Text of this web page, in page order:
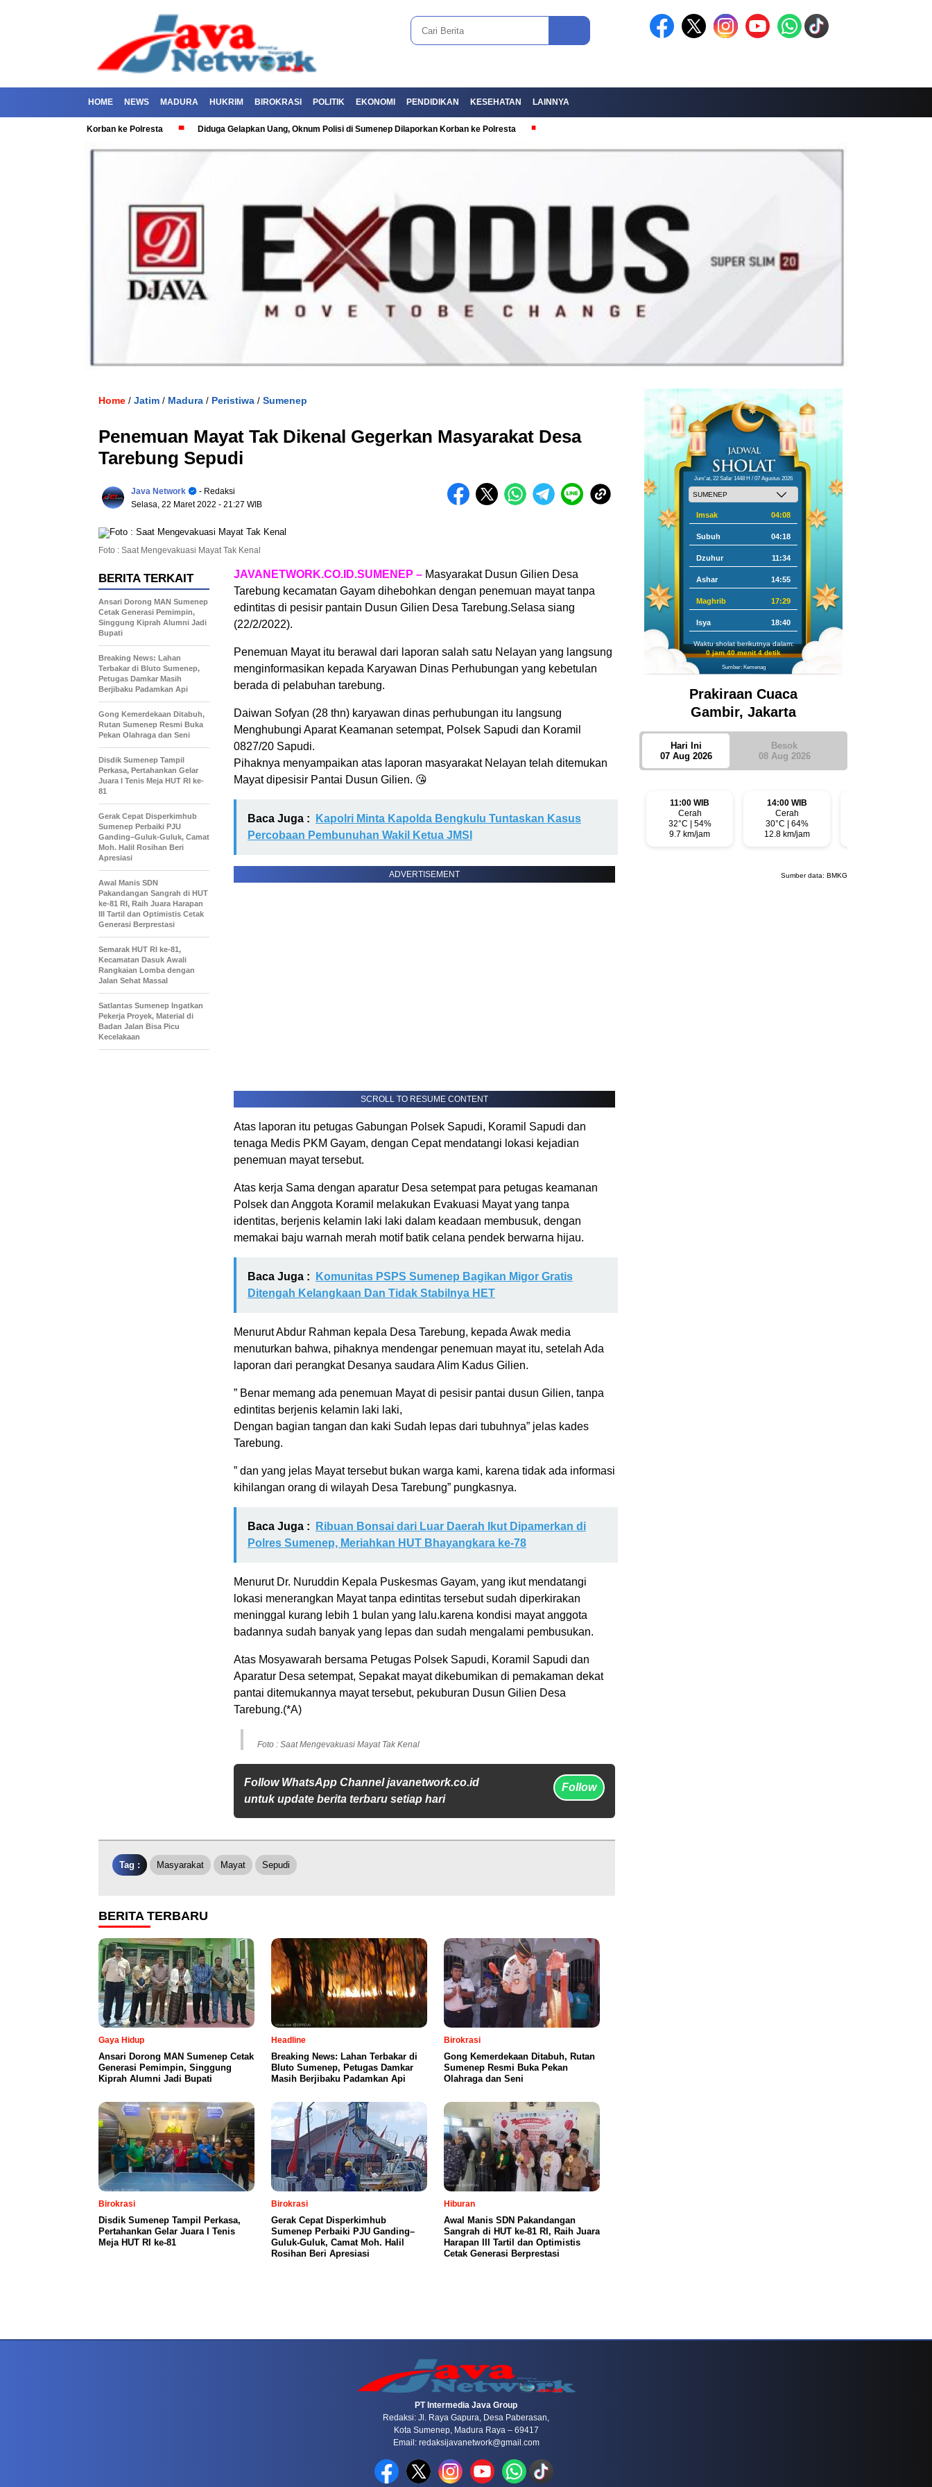
HOME NEWS MADURA HUKRIM BIROKRASI POLITIK EKONOMI PENDIDIKAN KESEHATAN LAINNYA
Korban ke Polresta Diduga Gelapkan Uang, Oknum Polisi di Sumenep Dilaporkan Korban ke Polresta
Home / Jatim / Madura / Peristiwa / Sumenep
Penemuan Mayat Tak Dikenal Gegerkan Masyarakat Desa
Tarebung Sepudi
Java Network
- Redaksi
Selasa, 22 Maret 2022 - 21:27 WIB
Foto : Saat Mengevakuasi Mayat Tak Kenal
JAVANETWORK.CO.ID.SUMENEP – Masyarakat Dusun Gilien Desa
Tarebung kecamatan Gayam dihebohkan dengan penemuan mayat tanpa
edintitas di pesisir pantain Dusun Gilien Desa Tarebung.Selasa siang
(22/2/2022).
Penemuan Mayat itu berawal dari laporan salah satu Nelayan yang langsung
menginformasikan kepada Karyawan Dinas Perhubungan yang kebetulan
berada di pelabuhan tarebung.
Daiwan Sofyan (28 thn) karyawan dinas perhubungan itu langsung
Menghubungi Aparat Keamanan setempat, Polsek Sapudi dan Koramil
0827/20 Sapudi.
Pihaknya menyampaikan atas laporan masyarakat Nelayan telah ditemukan
Mayat dipesisir Pantai Dusun Gilien. 😘
Baca Juga :
Kapolri Minta Kapolda Bengkulu Tuntaskan Kasus
Percobaan Pembunuhan Wakil Ketua JMSI
ADVERTISEMENT
SCROLL TO RESUME CONTENT
Atas laporan itu petugas Gabungan Polsek Sapudi, Koramil Sapudi dan
tenaga Medis PKM Gayam, dengan Cepat mendatangi lokasi kejadian
penemuan mayat tersebut.
Atas kerja Sama dengan aparatur Desa setempat para petugas keamanan
Polsek dan Anggota Koramil melakukan Evakuasi Mayat yang tanpa
identitas, berjenis kelamin laki laki dalam keadaan membusuk, dengan
memakai baju warnah merah motif batik celana pendek berwarna hijau.
Baca Juga :
Komunitas PSPS Sumenep Bagikan Migor Gratis
Ditengah Kelangkaan Dan Tidak Stabilnya HET
Menurut Abdur Rahman kepala Desa Tarebung, kepada Awak media
menuturkan bahwa, pihaknya mendengar penemuan mayat itu, setelah Ada
laporan dari perangkat Desanya saudara Alim Kadus Gilien.
” Benar memang ada penemuan Mayat di pesisir pantai dusun Gilien, tanpa
edintitas berjenis kelamin laki laki,
Dengan bagian tangan dan kaki Sudah lepas dari tubuhnya” jelas kades
Tarebung.
” dan yang jelas Mayat tersebut bukan warga kami, karena tidak ada informasi
kihilangan orang di wilayah Desa Tarebung” pungkasnya.
Baca Juga :
Ribuan Bonsai dari Luar Daerah Ikut Dipamerkan di
Polres Sumenep, Meriahkan HUT Bhayangkara ke-78
Menurut Dr. Nuruddin Kepala Puskesmas Gayam, yang ikut mendatangi
lokasi menerangkan Mayat tanpa edintitas tersebut sudah diperkirakan
meninggal kurang lebih 1 bulan yang lalu.karena kondisi mayat anggota
badannya sudah banyak yang lepas dan sudah mengalami pembusukan.
Atas Mosyawarah bersama Petugas Polsek Sapudi, Koramil Sapudi dan
Aparatur Desa setempat, Sepakat mayat dikebumikan di pemakaman dekat
pantai ditemukannya mayat tersebut, pekuburan Dusun Gilien Desa
Tarebung.(*A)
Foto : Saat Mengevakuasi Mayat Tak Kenal
Follow WhatsApp Channel javanetwork.co.id
untuk update berita terbaru setiap hari
Follow
BERITA TERKAIT
Ansari Dorong MAN Sumenep
Cetak Generasi Pemimpin,
Singgung Kiprah Alumni Jadi
Bupati
Breaking News: Lahan
Terbakar di Bluto Sumenep,
Petugas Damkar Masih
Berjibaku Padamkan Api
Gong Kemerdekaan Ditabuh,
Rutan Sumenep Resmi Buka
Pekan Olahraga dan Seni
Disdik Sumenep Tampil
Perkasa, Pertahankan Gelar
Juara I Tenis Meja HUT RI ke-
81
Gerak Cepat Disperkimhub
Sumenep Perbaiki PJU
Ganding–Guluk-Guluk, Camat
Moh. Halil Rosihan Beri
Apresiasi
Awal Manis SDN
Pakandangan Sangrah di HUT
ke-81 RI, Raih Juara Harapan
III Tartil dan Optimistis Cetak
Generasi Berprestasi
Semarak HUT RI ke-81,
Kecamatan Dasuk Awali
Rangkaian Lomba dengan
Jalan Sehat Massal
Satlantas Sumenep Ingatkan
Pekerja Proyek, Material di
Badan Jalan Bisa Picu
Kecelakaan
Tag : Masyarakat Mayat Sepudi
BERITA TERBARU
Gaya Hidup
Ansari Dorong MAN Sumenep Cetak
Generasi Pemimpin, Singgung
Kiprah Alumni Jadi Bupati
Headline
Breaking News: Lahan Terbakar di
Bluto Sumenep, Petugas Damkar
Masih Berjibaku Padamkan Api
Birokrasi
Gong Kemerdekaan Ditabuh, Rutan
Sumenep Resmi Buka Pekan
Olahraga dan Seni
Birokrasi
Disdik Sumenep Tampil Perkasa,
Pertahankan Gelar Juara I Tenis
Meja HUT RI ke-81
Birokrasi
Gerak Cepat Disperkimhub
Sumenep Perbaiki PJU Ganding–
Guluk-Guluk, Camat Moh. Halil
Rosihan Beri Apresiasi
Hiburan
Awal Manis SDN Pakandangan
Sangrah di HUT ke-81 RI, Raih Juara
Harapan III Tartil dan Optimistis
Cetak Generasi Berprestasi
Jum'at, 22 Safar 1448 H / 07 Agustus 2026
Imsak 04:08
Subuh 04:18
Dzuhur 11:34
Ashar 14:55
Maghrib 17:29
Isya 18:40
Waktu sholat berikutnya dalam:
0 jam 40 menit 3 detik
Sumber: Kemenag
Prakiraan Cuaca
Gambir, Jakarta
Hari Ini
07 Aug 2026
Besok
08 Aug 2026
11:00 WIB
Cerah
32°C | 54%
9.7 km/jam
14:00 WIB
Cerah
30°C | 64%
12.8 km/jam
Sumber data: BMKG
PT Intermedia Java Group
Redaksi: Jl. Raya Gapura, Desa Paberasan,
Kota Sumenep, Madura Raya – 69417
Email: redaksijavanetwork@gmail.com